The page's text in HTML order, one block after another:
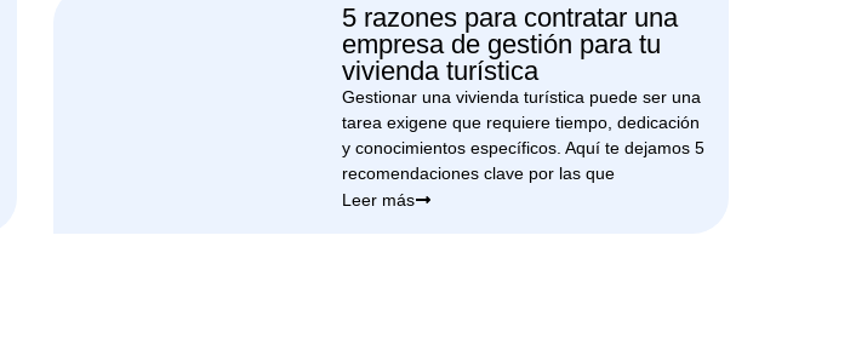
5 razones para contratar una
empresa de gestión para tu
vivienda turística
Gestionar una vivienda turística puede ser una
tarea exigene que requiere tiempo, dedicación
y conocimientos específicos. Aquí te dejamos 5
recomendaciones clave por las que
Leer más